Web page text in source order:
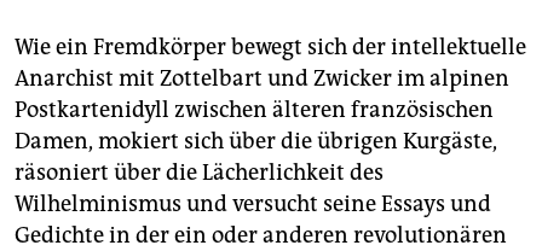
Wie ein Fremdkörper bewegt sich der intellektuelle
Anarchist mit Zottelbart und Zwicker im alpinen
Postkartenidyll zwischen älteren französischen
Damen, mokiert sich über die übrigen Kurgäste,
räsoniert über die Lächerlichkeit des
Wilhelminismus und versucht seine Essays und
Gedichte in der ein oder anderen revolutionären